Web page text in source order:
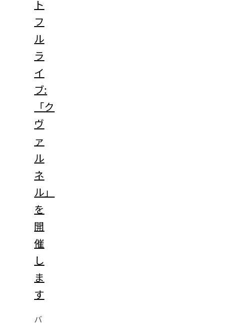
ト
フ
ル
ラ
イ
ブ:
「ク
ヴ
ァ
ル
ネ
ル」
を
開
催
し
ま
す
バ